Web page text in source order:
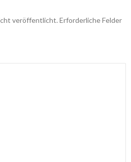
veröffentlicht. Erforderliche Felder